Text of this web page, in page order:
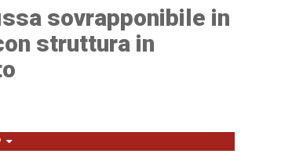
sovrapponibile in
struttura in